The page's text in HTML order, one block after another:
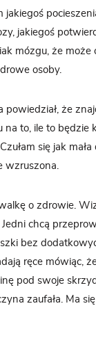
jakiegoś
jakiegoś
mózgu, że może
osoby.
powiedział, że
na to, ile to będzie
się jak
wzruszona.
o zdrowie.
Jedni chcą
bez
ręce mówiąc,
pod swoje
zaufała. Ma